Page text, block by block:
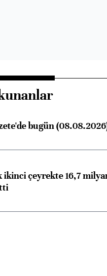
bugün
ikinci çeyrekte 16,7